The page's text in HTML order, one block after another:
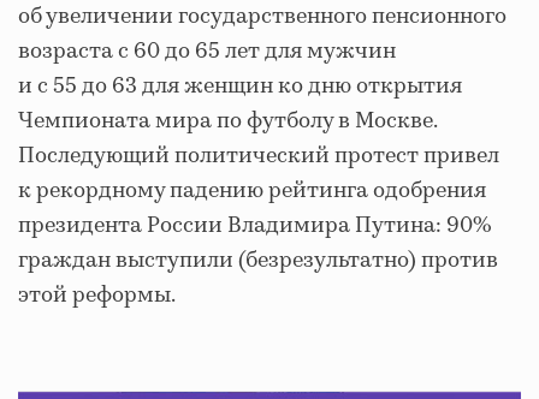
об увеличении государственного пенсионного
возраста с 60 до 65 лет для мужчин
и с 55 до 63 для женщин ко дню открытия
Чемпионата мира по футболу в Москве.
Последующий политический протест привел
к рекордному падению рейтинга одобрения
президента России Владимира Путина: 90%
граждан выступили (безрезультатно) против
этой реформы.